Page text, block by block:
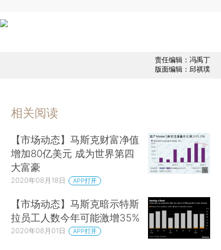
责任编辑：冯禹丁
版面编辑：邱祺璞
相关阅读
【市场动态】马斯克财富净值
增加80亿美元 成为世界第四
大富豪
2020年08月18日 APP打开
【市场动态】马斯克暗示特斯
拉员工人数今年可能激增35%
2020年08月01日 APP打开